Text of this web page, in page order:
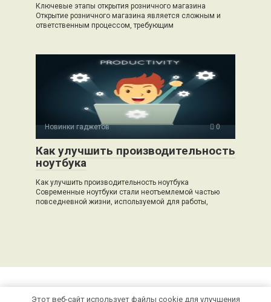
Ключевые этапы открытия розничного магазина
Открытие розничного магазина является сложным и
ответственным процессом, требующим
Новинки гаджетов 0
Как улучшить производительность
ноутбука
Как улучшить производительность ноутбука
Современные ноутбуки стали неотъемлемой частью
повседневной жизни, используемой для работы,
Этот веб-сайт использует файлы cookie для улучшения